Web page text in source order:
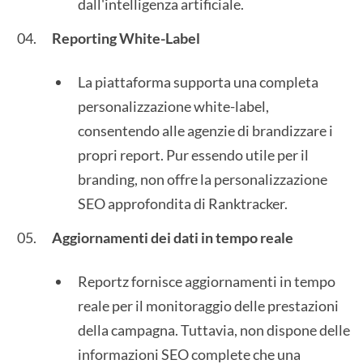
dall'intelligenza artificiale.
Reporting White-Label
La piattaforma supporta una completa
personalizzazione white-label,
consentendo alle agenzie di brandizzare i
propri report. Pur essendo utile per il
branding, non offre la personalizzazione
SEO approfondita di Ranktracker.
Aggiornamenti dei dati in tempo reale
Reportz fornisce aggiornamenti in tempo
reale per il monitoraggio delle prestazioni
della campagna. Tuttavia, non dispone delle
informazioni SEO complete che una